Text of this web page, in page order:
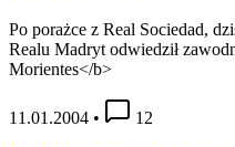
Po porażce z Real Sociedad,
Realu Madryt odwiedził
Morientes</b>
11.01.2004 • 12